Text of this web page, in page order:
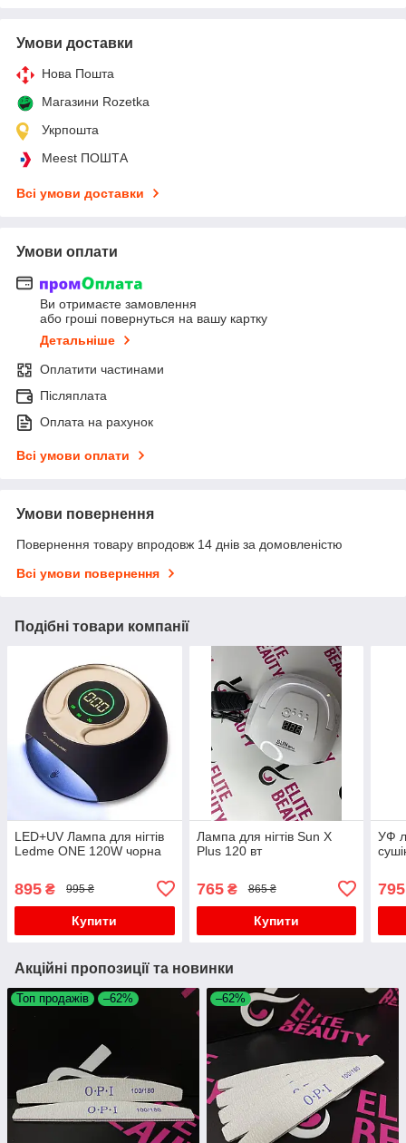
Умови доставки
Нова Пошта
Магазини Rozetka
Укрпошта
Meest ПОШТА
Всі умови доставки
Умови оплати
Ви отримаєте замовлення
або гроші повернуться на вашу картку
Детальніше
Оплатити частинами
Післяплата
Оплата на рахунок
Всі умови оплати
Умови повернення
Повернення товару впродовж 14 днів за домовленістю
Всі умови повернення
Подібні товари компанії
LED+UV Лампа для нігтів
Ledme ONE 120W чорна
895 ₴ 995 ₴
Купити
Лампа для нігтів Sun X
Plus 120 вт
765₴ 865 ₴
Купити
УФ
795
Акційні пропозиції та новинки
Топ продажів –62% –62%